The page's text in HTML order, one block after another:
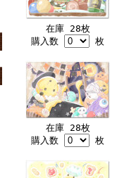
在庫 28枚
購入数
枚
在庫 28枚
購入数
枚